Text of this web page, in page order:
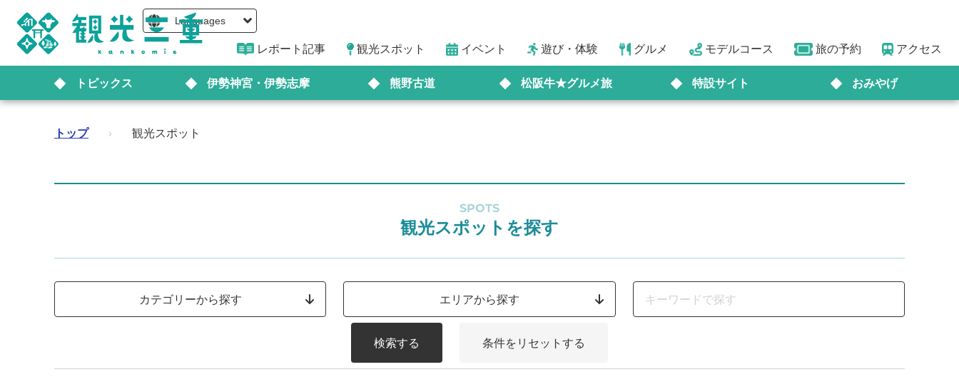
Languages
レポート記事 観光スポット イベント 遊び・体験 グルメ モデルコース 旅の予約 アクセス
トピックス 伊勢神宮・伊勢志摩 熊野古道 松阪牛★グルメ旅 特設サイト おみやげ
トップ › 観光スポット
SPOTS
観光スポットを探す
カテゴリーから探す エリアから探す
検索する 条件をリセットする